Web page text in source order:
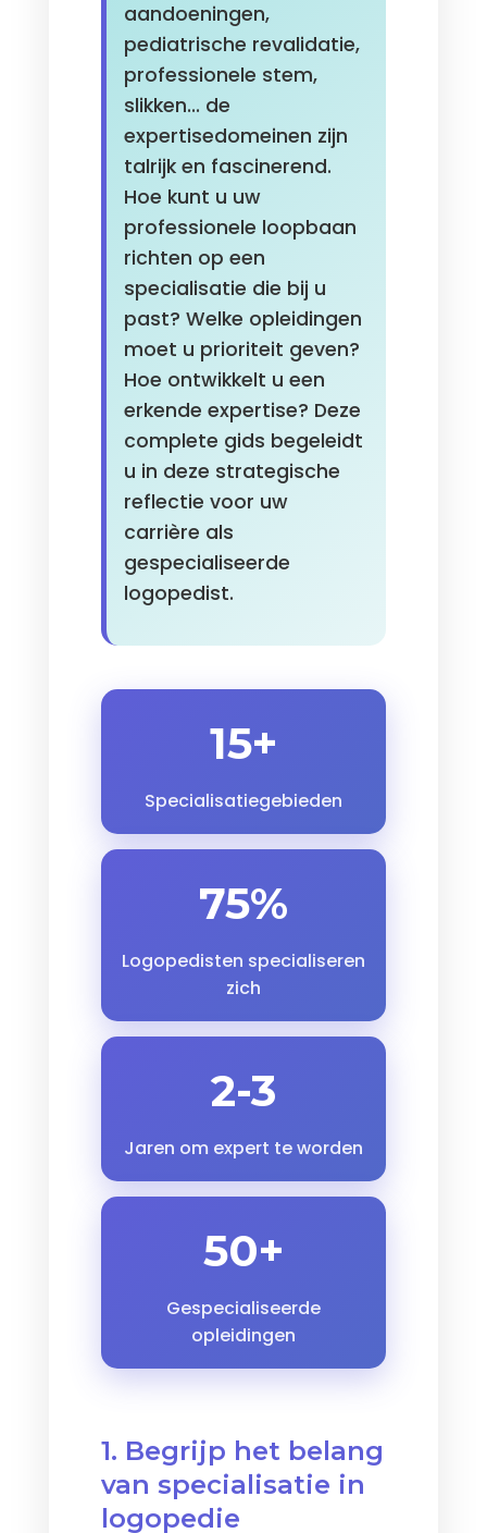
aandoeningen,
pediatrische revalidatie,
professionele stem,
slikken... de
expertisedomeinen zijn
talrijk en fascinerend.
Hoe kunt u uw
professionele loopbaan
richten op een
specialisatie die bij u
past? Welke opleidingen
moet u prioriteit geven?
Hoe ontwikkelt u een
erkende expertise? Deze
complete gids begeleidt
u in deze strategische
reflectie voor uw
carrière als
gespecialiseerde
logopedist.
15+
Specialisatiegebieden
75%
Logopedisten specialiseren
zich
2-3
Jaren om expert te worden
50+
Gespecialiseerde
opleidingen
1. Begrijp het belang
van specialisatie in
logopedie